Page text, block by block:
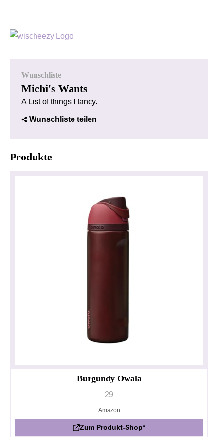
Wunschliste
Michi's Wants
A List of things I fancy.
Wunschliste teilen
Produkte
Burgundy Owala
29
Amazon
Zum Produkt-Shop*
Datenschutzerklärung